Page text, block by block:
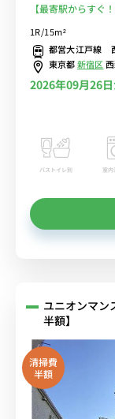
【最寄駅からすぐ
1R/15m²
都営大江戸線
東京都新宿区
2026年09月26
バストイレ別 室内
ユニオンマン
半額】
清掃費
半額